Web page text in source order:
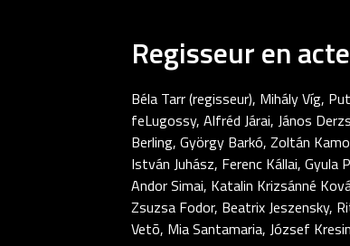
Regisseur en
Béla Tarr (regisseur), Mihály Víg,
feLugossy, Alfréd Járai, János
Berling, György Barkó, Zoltán
István Juhász, Ferenc Kállai, Gyula
Andor Simai, Katalin Krizsánné
Zsuzsa Fodor, Beatrix Jeszensky,
Vetõ, Mia Santamaria, József